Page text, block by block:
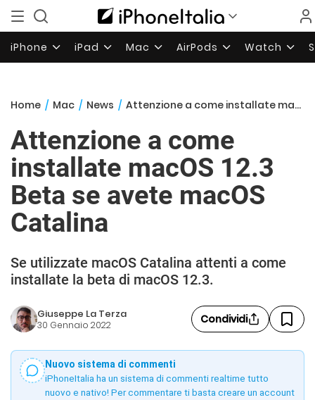
iPhone iPad Mac AirPods Watch
Home / Mac / News / Attenzione a come installate macOS 12.3 Beta se avete macOS Catalina
Attenzione a come
installate macOS 12.3
Beta se avete macOS
Catalina
Se utilizzate macOS Catalina attenti a come
installate la beta di macOS 12.3.
Giuseppe La Terza
30 Gennaio 2022 Condividi
Nuovo sistema di commenti
iPhoneItalia ha un sistema di commenti realtime tutto
nuovo e nativo! Per commentare ti basta creare un account